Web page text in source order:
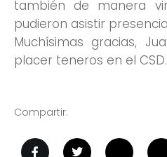
también de manera
pudieron asistir
Muchísimas gracias,
placer teneros en el CSD.
Compartir: